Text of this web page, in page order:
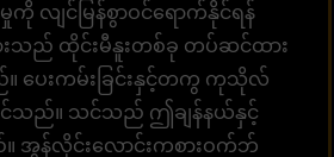
ကို လျင်မြန်စွာဝင်ရောက်နိုင်ရန်
ားသည် ထိုင်းမီနူးတစ်ခု တပ်ဆင်ထား
။ ပေးကမ်းခြင်းနှင့်တကွ ကုသိုလ်
ါဝင်သည်။ သင်သည် ဤချန်နယ်နှင့်
န်လိုင်းလောင်းကစားဝက်ဘ်